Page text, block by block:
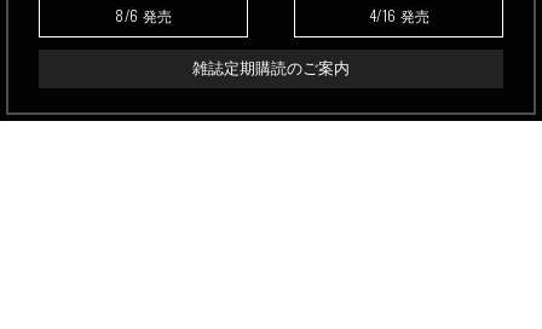
8/6 発売 4/16 発売
雑誌定期購読のご案内